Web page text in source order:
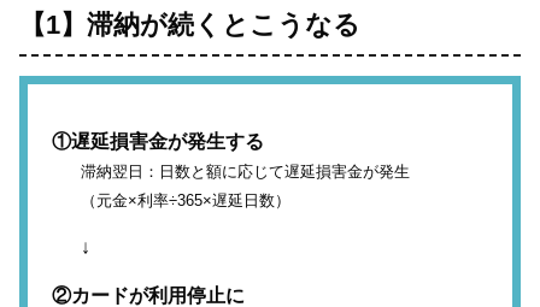
【1】滞納が続くとこうなる
①遅延損害金が発生する
滞納翌日：日数と額に応じて遅延損害金が発生
（元金×利率÷365×遅延日数）
↓
②カードが利用停止に